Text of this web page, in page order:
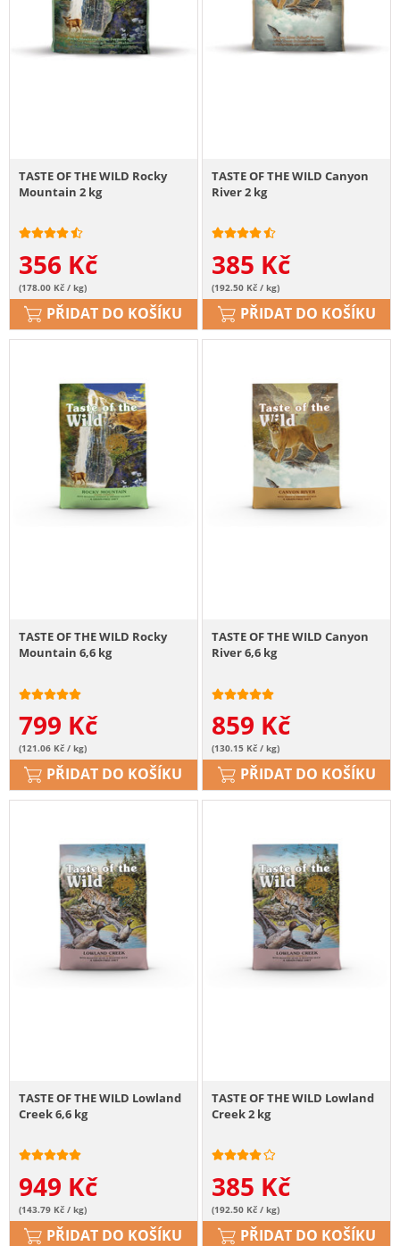
TASTE OF THE WILD Rocky
Mountain 2 kg
356 Kč
(178.00 Kč / kg)
PŘIDAT DO KOŠÍKU
TASTE OF THE WILD Canyon
River 2 kg
385 Kč
(192.50 Kč / kg)
PŘIDAT DO KOŠÍKU
TASTE OF THE WILD Rocky
Mountain 6,6 kg
799 Kč
(121.06 Kč / kg)
PŘIDAT DO KOŠÍKU
TASTE OF THE WILD Canyon
River 6,6 kg
859 Kč
(130.15 Kč / kg)
PŘIDAT DO KOŠÍKU
TASTE OF THE WILD Lowland
Creek 6,6 kg
949 Kč
(143.79 Kč / kg)
PŘIDAT DO KOŠÍKU
TASTE OF THE WILD Lowland
Creek 2 kg
385 Kč
(192.50 Kč / kg)
PŘIDAT DO KOŠÍKU